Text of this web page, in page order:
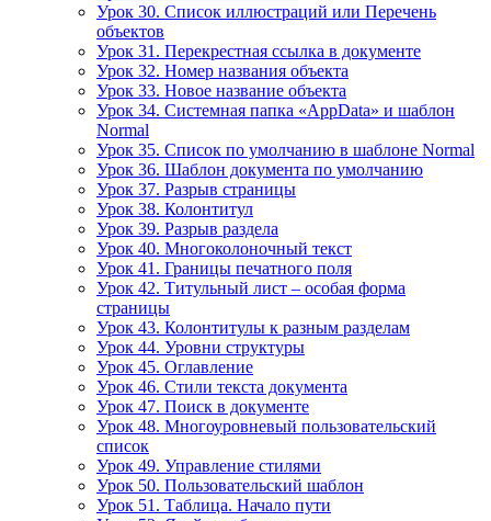
Урок 30. Список иллюстраций или Перечень
объектов
Урок 31. Перекрестная ссылка в документе
Урок 32. Номер названия объекта
Урок 33. Новое название объекта
Урок 34. Системная папка «AppData» и шаблон
Normal
Урок 35. Список по умолчанию в шаблоне Normal
Урок 36. Шаблон документа по умолчанию
Урок 37. Разрыв страницы
Урок 38. Колонтитул
Урок 39. Разрыв раздела
Урок 40. Многоколоночный текст
Урок 41. Границы печатного поля
Урок 42. Титульный лист – особая форма
страницы
Урок 43. Колонтитулы к разным разделам
Урок 44. Уровни структуры
Урок 45. Оглавление
Урок 46. Стили текста документа
Урок 47. Поиск в документе
Урок 48. Многоуровневый пользовательский
список
Урок 49. Управление стилями
Урок 50. Пользовательский шаблон
Урок 51. Таблица. Начало пути